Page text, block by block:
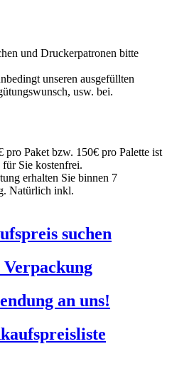
und Druckerpatronen bitte
unseren ausgefüllten
usw. bei.
Paket bzw. 150€ pro Palette ist
für Sie kostenfrei.
erhalten Sie binnen 7
Natürlich inkl.
suchen
an uns!